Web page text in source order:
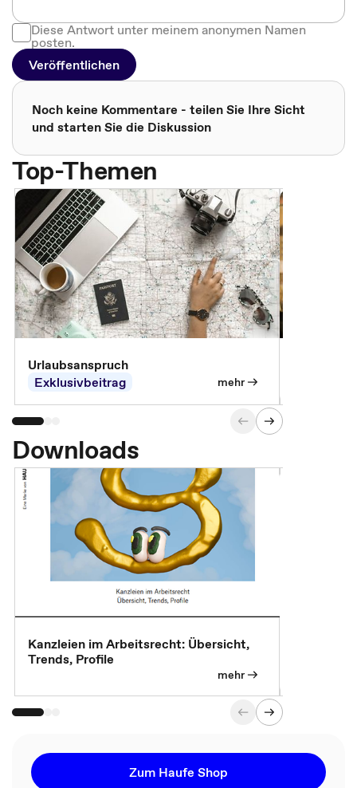
Diese Antwort unter meinem anonymen Namen
posten.
Veröffentlichen
Noch keine Kommentare - teilen Sie Ihre Sicht
und starten Sie die Diskussion
Top-Themen
Urlaubsanspruch
Exklusivbeitrag
mehr
Downloads
Kanzleien im Arbeitsrecht: Übersicht,
Trends, Profile
mehr
Zum Haufe Shop